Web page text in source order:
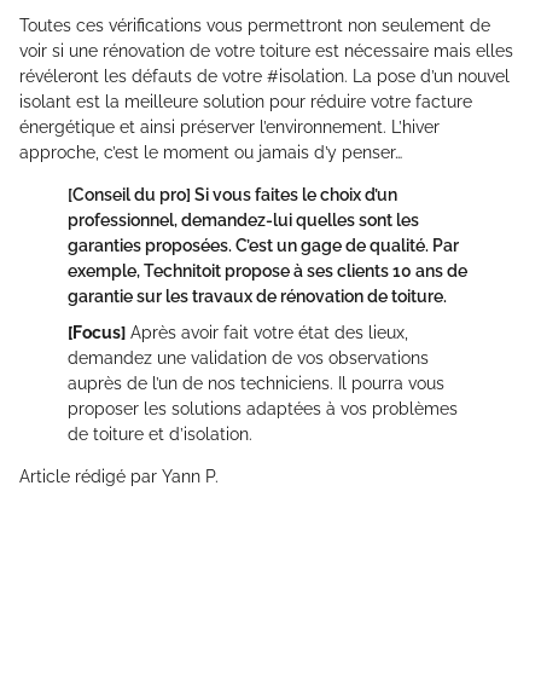
Toutes ces vérifications vous permettront non seulement de
voir si une rénovation de votre toiture est nécessaire mais elles
révéleront les défauts de votre #isolation. La pose d’un nouvel
isolant est la meilleure solution pour réduire votre facture
énergétique et ainsi préserver l’environnement. L’hiver
approche, c’est le moment ou jamais d’y penser…
[Conseil du pro] Si vous faites le choix d’un
professionnel, demandez-lui quelles sont les
garanties proposées. C’est un gage de qualité. Par
exemple, Technitoit propose à ses clients 10 ans de
garantie sur les travaux de rénovation de toiture.
[Focus] Après avoir fait votre état des lieux,
demandez une validation de vos observations
auprès de l’un de nos techniciens. Il pourra vous
proposer les solutions adaptées à vos problèmes
de toiture et d’isolation.
Article rédigé par Yann P.